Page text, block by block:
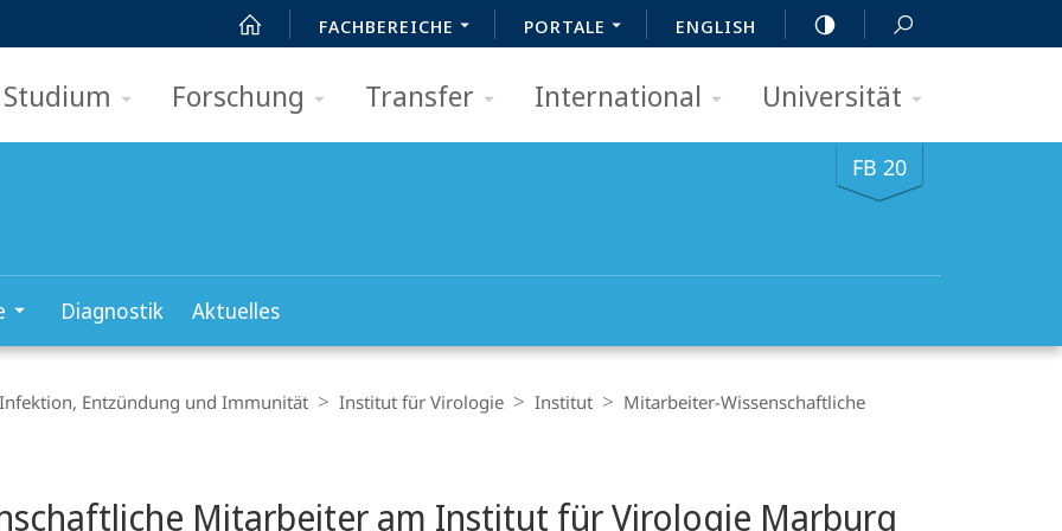
FACHBEREICHE PORTALE ENGLISH
Studium Forschung Transfer International Universität
FB 20
Diagnostik Aktuelles
Entzündung und Immunität Institut für Virologie Institut Mitarbeiter-Wissenschaftliche
Mitarbeiter am Institut für Virologie Marburg